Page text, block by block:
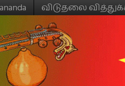
விடுதலை